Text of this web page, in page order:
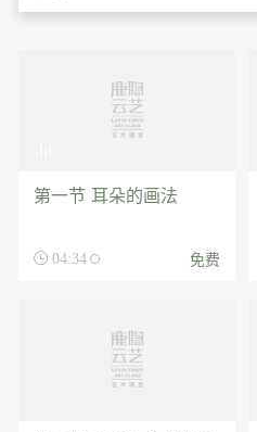
第一节 耳朵的画法
 04:34 免费